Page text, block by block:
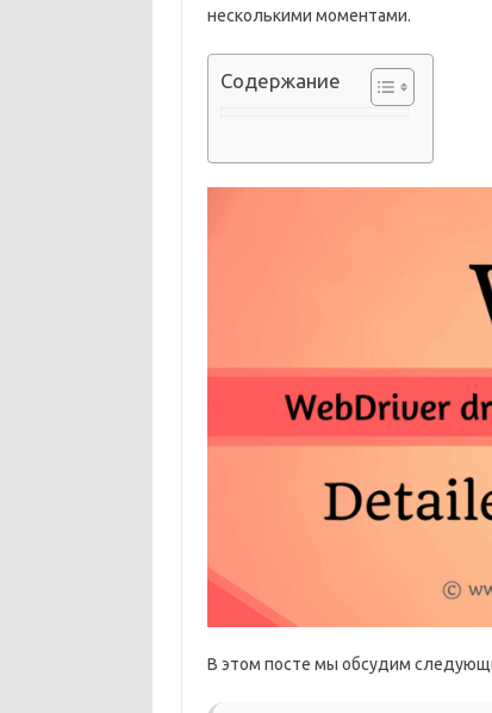
несколькими моментами.
Содержание
В этом посте мы обсудим